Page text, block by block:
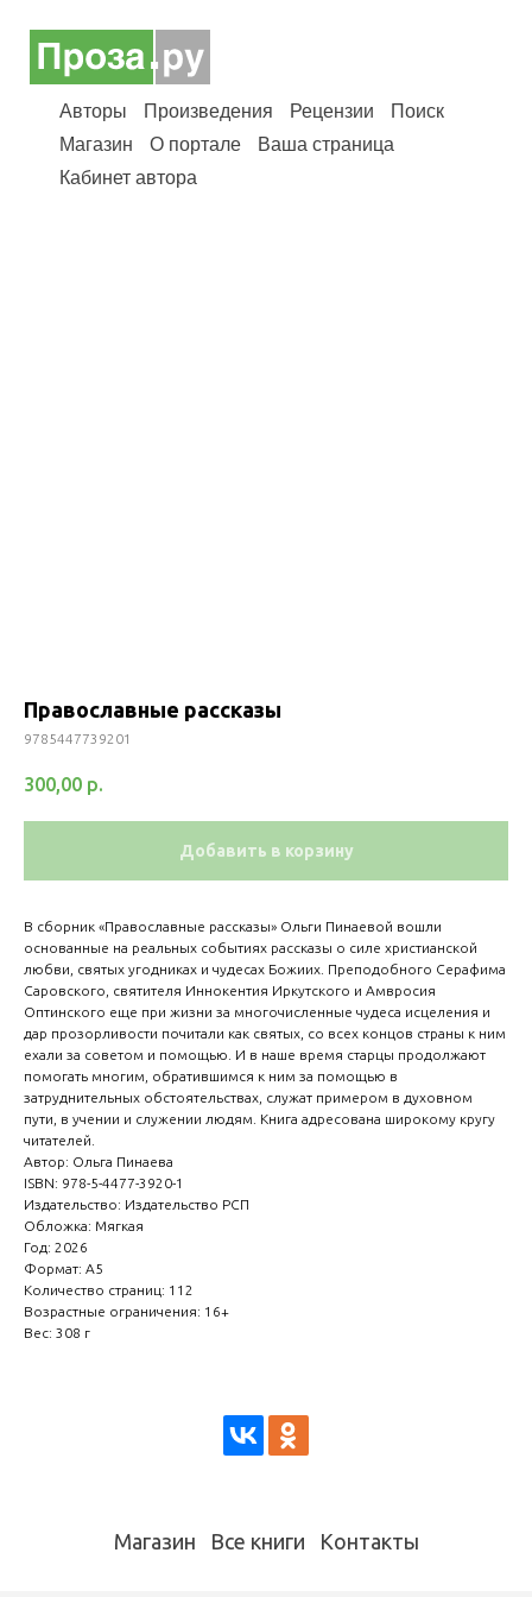
Авторы Произведения Рецензии
Поиск
Магазин
О портале
Ваша страница
Кабинет автора
Православные рассказы
9785447739201
300,00 р.
Добавить в корзину
В сборник «Православные рассказы» Ольги Пинаевой вошли
основанные на реальных событиях рассказы о силе христианской
любви, святых угодниках и чудесах Божиих. Преподобного Серафима
Саровского, святителя Иннокентия Иркутского и Амвросия
Оптинского еще при жизни за многочисленные чудеса исцеления и
дар прозорливости почитали как святых, со всех концов страны к ним
ехали за советом и помощью. И в наше время старцы продолжают
помогать многим, обратившимся к ним за помощью в
затруднительных обстоятельствах, служат примером в духовном
пути, в учении и служении людям. Книга адресована широкому кругу
читателей.
Автор: Ольга Пинаева
ISBN: 978-5-4477-3920-1
Издательство: Издательство РСП
Обложка: Мягкая
Год: 2026
Формат: А5
Количество страниц: 112
Возрастные ограничения: 16+
Вес: 308 г
Магазин Все книги Контакты